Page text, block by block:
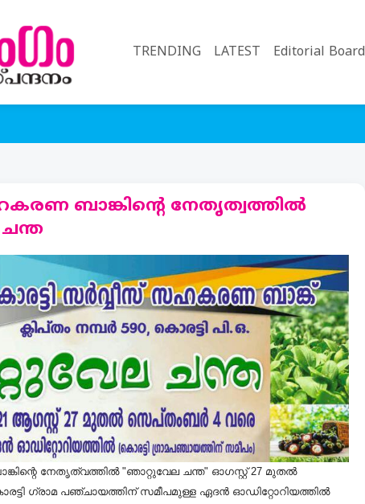
TRENDING(current)
LATEST Editorial Board
ബാങ്കിന്റെ നേതൃത്വത്തിൽ
നേതൃത്വത്തിൽ "ഞാറ്റുവേല ചന്ത" ഓഗസ്റ്റ് 27 മുതൽ
ഗ്രാമ പഞ്ചായത്തിന് സമീപമുള്ള ഏദൻ ഓഡിറ്റോറിയത്തിൽ